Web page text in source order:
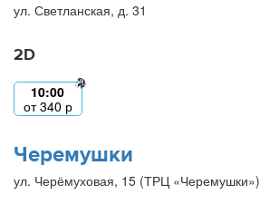
ул. Светланская, д. 31
2D
10:00
от340 р
Черемушки
ул. Черёмуховая, 15 (ТРЦ «Черемушки»)